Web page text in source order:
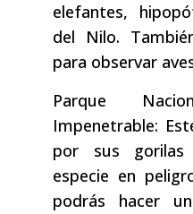
elefantes,
del Nilo.
para observar
Parque
Impenetrable:
por sus
especie en
podrás hacer